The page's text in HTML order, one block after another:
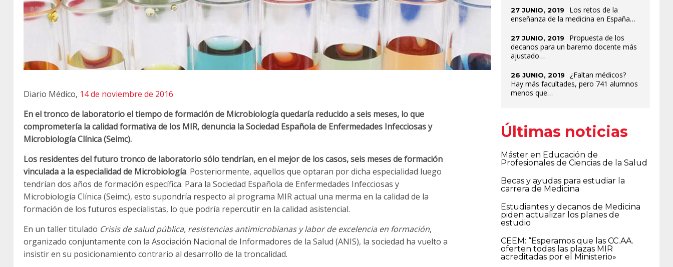
Diario Médico, 14 de noviembre de 2016
En el tronco de laboratorio el tiempo de formación de Microbiología quedaría reducido a seis meses, lo que
comprometería la calidad formativa de los MIR, denuncia la Sociedad Española de Enfermedades Infecciosas y
Microbiología Clínica (Seimc).
Los residentes del futuro tronco de laboratorio sólo tendrían, en el mejor de los casos, seis meses de formación
vinculada a la especialidad de Microbiología. Posteriormente, aquellos que optaran por dicha especialidad luego
tendrían dos años de formación específica. Para la Sociedad Española de Enfermedades Infecciosas y
Microbiología Clínica (Seimc), esto supondría respecto al programa MIR actual una merma en la calidad de la
formación de los futuros especialistas, lo que podría repercutir en la calidad asistencial.
En un taller titulado Crisis de salud pública, resistencias antimicrobianas y labor de excelencia en formación,
organizado conjuntamente con la Asociación Nacional de Informadores de la Salud (ANIS), la sociedad ha vuelto a
insistir en su posicionamiento contrario al desarrollo de la troncalidad.
27 JUNIO, 2019
Los retos de la
enseñanza de la medicina en España…
27 JUNIO, 2019
Propuesta de los
decanos para un baremo docente más
ajustado…
26 JUNIO, 2019
¿Faltan médicos?
Hay más facultades, pero 741 alumnos
menos que…
Últimas noticias
Máster en Educación de
Profesionales de Ciencias de la Salud
Becas y ayudas para estudiar la
carrera de Medicina
Estudiantes y decanos de Medicina
piden actualizar los planes de
estudio
CEEM: “Esperamos que las CC.AA.
oferten todas las plazas MIR
acreditadas por el Ministerio»